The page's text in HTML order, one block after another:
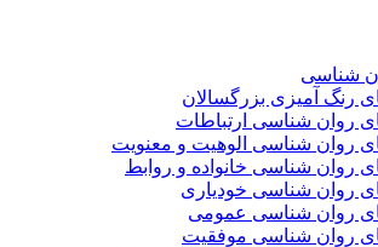
شناسی
رنگ آمیزی بزرگسالان
روان شناسی ارتباطات
روان شناسی الوهیت و معنویت
روان شناسی خانواده و روابط
روان شناسی خودیاری
روان شناسی عمومی
روان شناسی موفقیت